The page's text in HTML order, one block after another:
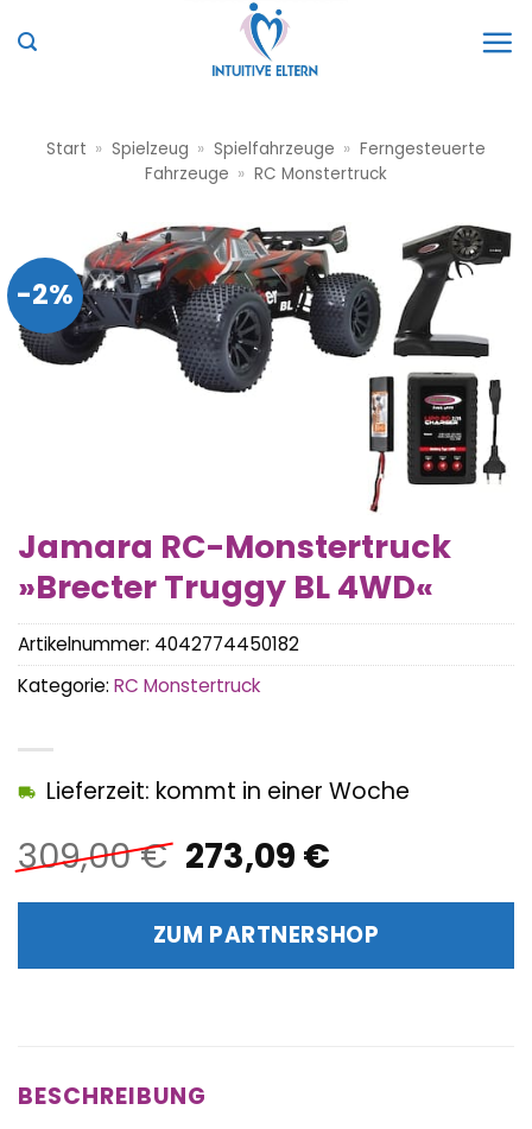
Inhalt
Start » Spielzeug » Spielfahrzeuge » Ferngesteuerte
Fahrzeuge » RC Monstertruck
-2%
Jamara RC-Monstertruck
»Brecter Truggy BL 4WD«
309,00€ Ursprünglicher
Preis
war:
309,00 €
273,09 €Aktueller
ist:
273,09 €.
Lieferzeit: kommt in einer Woche
ZUM PARTNERSHOP
Artikelnummer: 4042774450182
Kategorie: RC Monstertruck
BESCHREIBUNG